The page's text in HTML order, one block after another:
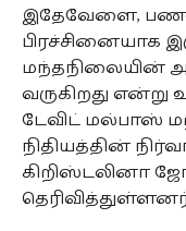
இதேவேளை,
பிரச்சினையாக
மந்தநிலையின்
வருகிறது
டேவிட் மல்பாஸ்
நிதியத்தின்
கிறிஸ்டலினா